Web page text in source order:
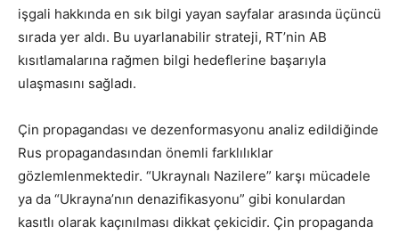
işgali hakkında en sık bilgi yayan sayfalar arasında üçüncü
sırada yer aldı. Bu uyarlanabilir strateji, RT’nin AB
kısıtlamalarına rağmen bilgi hedeflerine başarıyla
ulaşmasını sağladı.
Çin propagandası ve dezenformasyonu analiz edildiğinde
Rus propagandasından önemli farklılıklar
gözlemlenmektedir. “Ukraynalı Nazilere” karşı mücadele
ya da “Ukrayna’nın denazifikasyonu” gibi konulardan
kasıtlı olarak kaçınılması dikkat çekicidir. Çin propaganda